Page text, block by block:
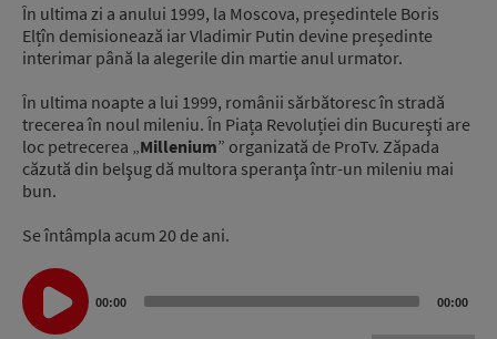
În ultima zi a anului 1999, la Moscova, președintele Boris
Elțîn demisionează iar Vladimir Putin devine președinte
interimar până la alegerile din martie anul urmator.
În ultima noapte a lui 1999, românii sărbătoresc în stradă
trecerea în noul mileniu. În Piața Revoluției din Bucureşti are
loc petrecerea „Millenium” organizată de ProTv. Zăpada
căzută din belşug dă multora speranţa într-un mileniu mai
bun.
Se întâmpla acum 20 de ani.
Audio
Player
00:00 00:00